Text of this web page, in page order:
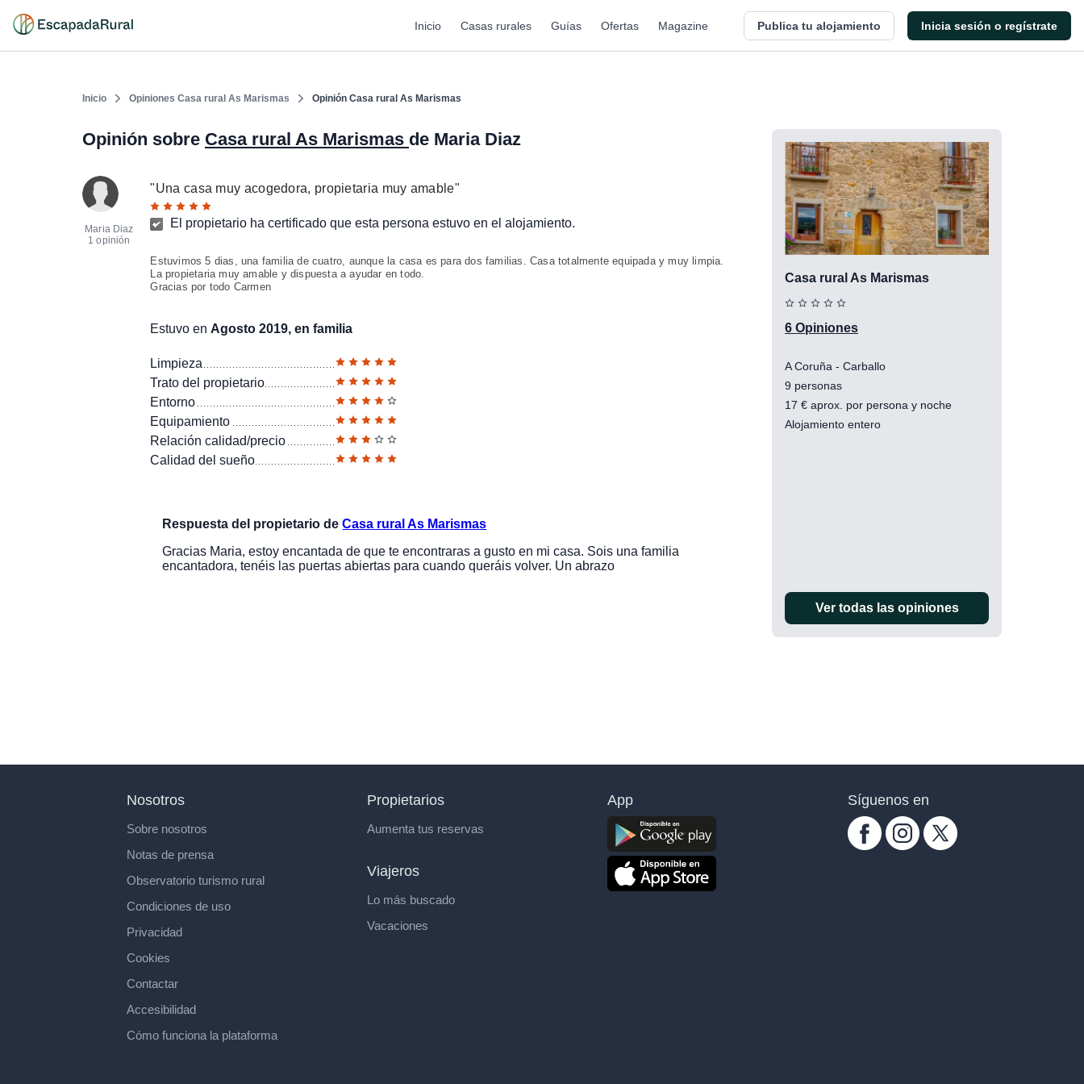
Inicio Casas rurales Guías Ofertas Magazine Publica tu alojamiento Inicia sesión o regístrate
Inicio Opiniones Casa rural As Marismas Opinión Casa rural As Marismas
Opinión sobre Casa rural As Marismas de Maria Diaz
Maria Diaz
1 opinión
"Una casa muy acogedora, propietaria muy amable"
El propietario ha certificado que esta persona estuvo en el alojamiento.
Estuvimos 5 dias, una familia de cuatro, aunque la casa es para dos familias. Casa totalmente equipada y muy limpia.
La propietaria muy amable y dispuesta a ayudar en todo.
Gracias por todo Carmen
Estuvo en Agosto 2019, en familia
Limpieza
Trato del propietario
Entorno
Equipamiento
Relación calidad/precio
Calidad del sueño
Respuesta del propietario deCasa rural As Marismas
Gracias Maria, estoy encantada de que te encontraras a gusto en mi casa. Sois una familia
encantadora, tenéis las puertas abiertas para cuando queráis volver. Un abrazo
Casa rural As Marismas
6 Opiniones
A Coruña - Carballo
9 personas
17 € aprox. por persona y noche
Alojamiento entero
Ver todas las opiniones
Nosotros
Sobre nosotros
Notas de prensa
Observatorio turismo rural
Condiciones de uso
Privacidad
Cookies
Contactar
Accesibilidad
Cómo funciona la plataforma
Propietarios
Aumenta tus reservas
Viajeros
Lo más buscado
Vacaciones
App Síguenos en